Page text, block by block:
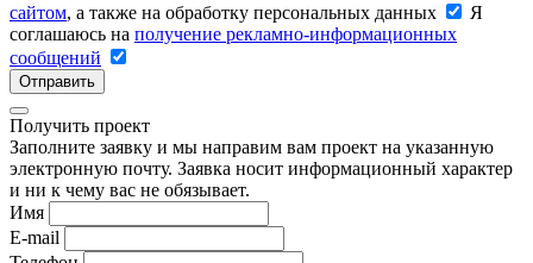
сайтом, а также на обработку персональных данных
Я
соглашаюсь на получение рекламно-информационных
сообщений
Отправить
Получить проект
Заполните заявку и мы направим вам проект на указанную
электронную почту. Заявка носит информационный характер
и ни к чему вас не обязывает.
Имя
E-mail